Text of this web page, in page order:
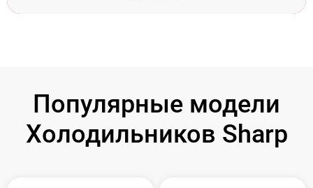
Популярные модели
Холодильников Sharp